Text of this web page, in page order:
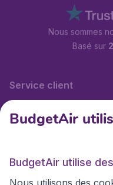
Nous sommes
Basé sur
Service client
BudgetAir.fr
Sites internationaux
BudgetAir
BudgetAir utilise
Nous utilisons des